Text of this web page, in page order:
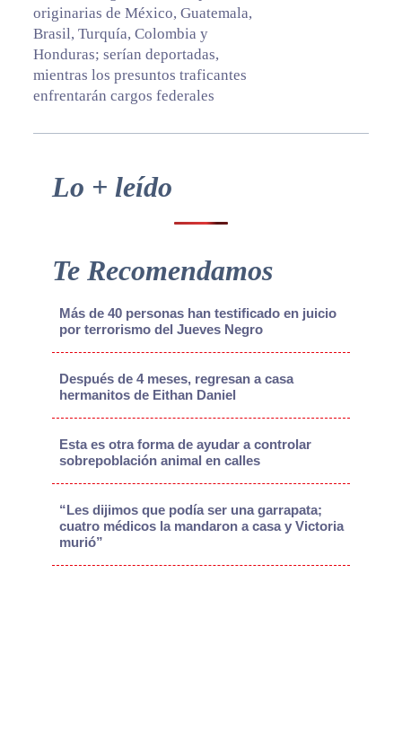
originarias de México, Guatemala,
Brasil, Turquía, Colombia y
Honduras; serían deportadas,
mientras los presuntos traficantes
enfrentarán cargos federales
Primary
Sidebar
Lo + leído
Te Recomendamos
Más de 40 personas han testificado en juicio
por terrorismo del Jueves Negro
Después de 4 meses, regresan a casa
hermanitos de Eithan Daniel
Esta es otra forma de ayudar a controlar
sobrepoblación animal en calles
“Les dijimos que podía ser una garrapata;
cuatro médicos la mandaron a casa y Victoria
murió”